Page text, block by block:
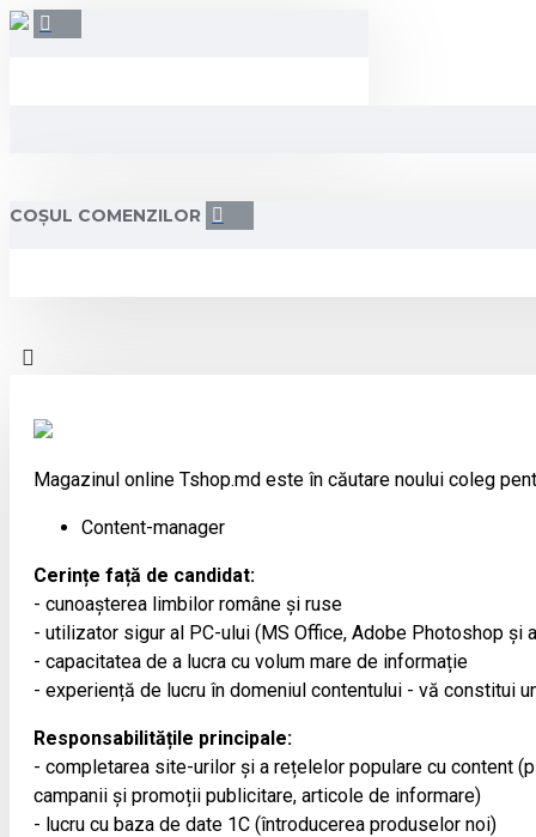
COȘUL COMENZILOR
Magazinul online Tshop.md este în căutare noului coleg
Content-manager
Cerințe față de candidat:
- cunoașterea limbilor române și ruse
- utilizator sigur al PC-ului (MS Office, Adobe Photoshop și
- capacitatea de a lucra cu volum mare de informație
- experiență de lucru în domeniul contentului - vă constitui
Responsabilitățile principale:
- completarea site-urilor și a rețelelor populare cu content
campanii și promoții publicitare, articole de informare)
- lucru cu baza de date 1С (întroducerea produselor noi)